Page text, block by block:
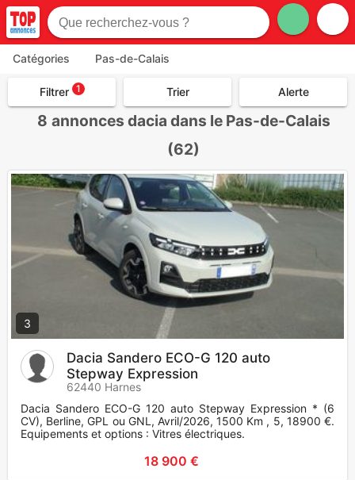
Catégories Pas-de-Calais
Filtrer 1 Trier Alerte
8 annonces dacia dans le Pas-de-Calais
(62)
3
Dacia Sandero ECO-G 120 auto
Stepway Expression
62440 Harnes
Dacia Sandero ECO-G 120 auto Stepway Expression * (6
CV), Berline, GPL ou GNL, Avril/2026, 1500 Km , 5, 18900 €.
Equipements et options : Vitres électriques.
18 900 €